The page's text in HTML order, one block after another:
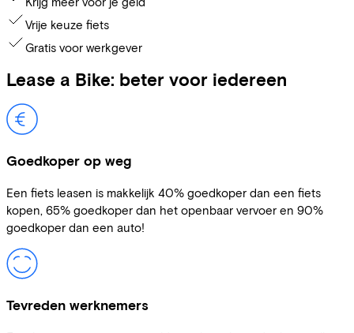
Vrije keuze fiets
Gratis voor werkgever
Lease a Bike: beter voor iedereen
Goedkoper op weg
Een fiets leasen is makkelijk 40% goedkoper dan een fiets
kopen, 65% goedkoper dan het openbaar vervoer en 90%
goedkoper dan een auto!
Tevreden werknemers